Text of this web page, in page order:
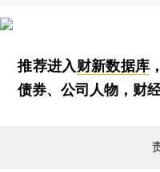
推荐进入财新数据库
债券、公司人物，财